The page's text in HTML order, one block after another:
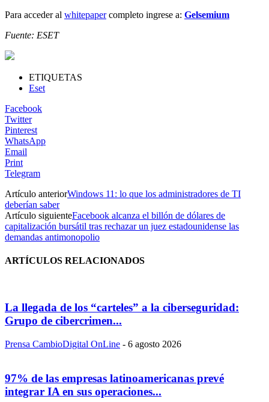
Para acceder al whitepapercompleto ingrese a: Gelsemium
Fuente: ESET
ETIQUETAS
Eset
Facebook
Twitter
Pinterest
WhatsApp
Email
Print
Telegram
Artículo anteriorWindows 11: lo que los administradores de TI
deberían saber
Artículo siguienteFacebook alcanza el billón de dólares de
capitalización bursátil tras rechazar un juez estadounidense las
demandas antimonopolio
ARTÍCULOS RELACIONADOS
La llegada de los “carteles” a la ciberseguridad:
Grupo de cibercrimen...
Prensa CambioDigital OnLine - 6 agosto 2026
97% de las empresas latinoamericanas prevé
integrar IA en sus operaciones...